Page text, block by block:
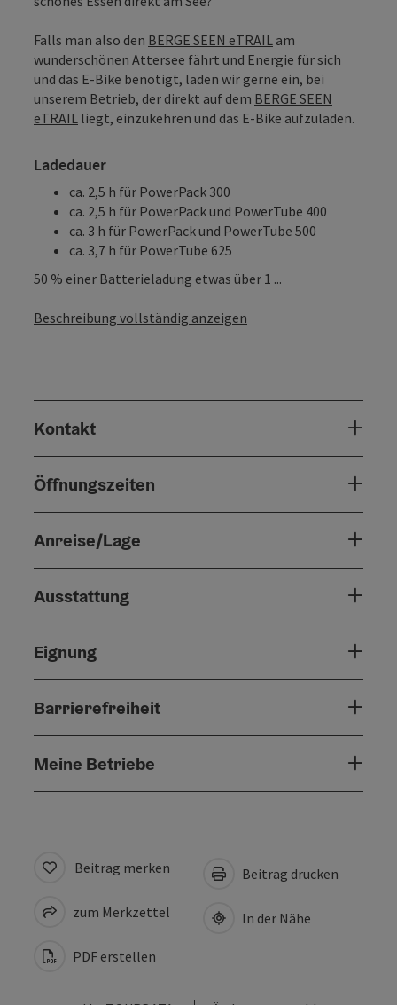
Falls man also den BERGE SEEN eTRAIL am
wunderschönen Attersee fährt und Energie für sich
und das E-Bike benötigt, laden wir gerne ein, bei
unserem Betrieb, der direkt auf dem BERGE SEEN
eTRAIL liegt, einzukehren und das E-Bike aufzuladen.
Ladedauer
ca. 2,5 h für PowerPack 300
ca. 2,5 h für PowerPack und PowerTube 400
ca. 3 h für PowerPack und PowerTube 500
ca. 3,7 h für PowerTube 625
50 % einer Batterieladung etwas über 1 ...
Beschreibung vollständig anzeigen
Kontakt
Öffnungszeiten
Anreise/Lage
Ausstattung
Eignung
Barrierefreiheit
Meine Betriebe
Beitrag merken
zum Merkzettel
PDF erstellen
Beitrag drucken
In der Nähe